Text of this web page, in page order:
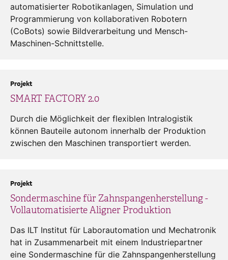
automatisierter Robotikanlagen, Simulation und
Programmierung von kollaborativen Robotern
(CoBots) sowie Bildverarbeitung und Mensch-
Maschinen-Schnittstelle.
SMART FACTORY 2.0
Projekt
Durch die Möglichkeit der flexiblen Intralogistik
können Bauteile autonom innerhalb der Produktion
zwischen den Maschinen transportiert werden.
Sondermaschine für Zahnspangenherstellung -
Vollautomatisierte Aligner Produktion
Projekt
Das ILT Institut für Laborautomation und Mechatronik
hat in Zusammenarbeit mit einem Industriepartner
eine Sondermaschine für die Zahnspangenherstellung